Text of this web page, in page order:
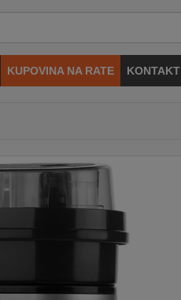
KUPOVINA NA RATE KONTAKT